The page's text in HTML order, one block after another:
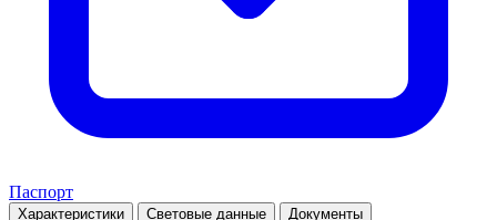
Паспорт
Характеристики Световые данные Документы